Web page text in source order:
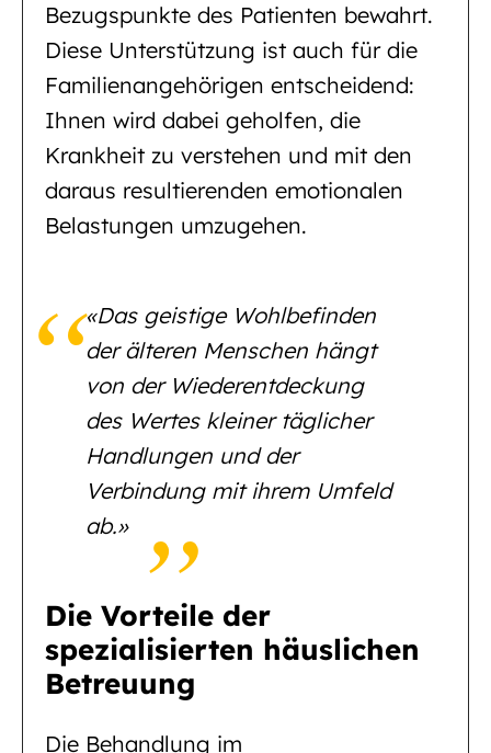
Bezugspunkte des Patienten bewahrt.
Diese Unterstützung ist auch für die
Familienangehörigen entscheidend:
Ihnen wird dabei geholfen, die
Krankheit zu verstehen und mit den
daraus resultierenden emotionalen
Belastungen umzugehen.
«Das geistige Wohlbefinden
der älteren Menschen hängt
von der Wiederentdeckung
des Wertes kleiner täglicher
Handlungen und der
Verbindung mit ihrem Umfeld
ab.»
Die Vorteile der
spezialisierten häuslichen
Betreuung
Die Behandlung im